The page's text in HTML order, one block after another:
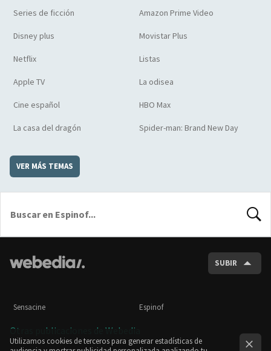
Series de ficción Amazon Prime Video
Disney plus Movistar Plus
Netflix Listas
Apple TV La odisea
Cine español HBO Max
La casa del dragón Spider-man: Brand New Day
VER MÁS TEMAS
SUBIR
Sensacine Espinof
Otras publicaciones de Webedia
Utilizamos cookies de terceros para generar estadísticas de